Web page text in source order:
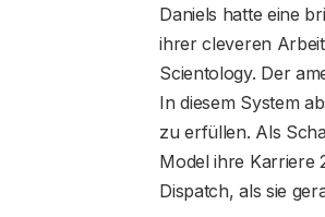
Daniels hatte eine
ihrer cleveren
Scientology. Der
In diesem System
zu erfüllen. Als
Model ihre Karriere
Dispatch, als sie